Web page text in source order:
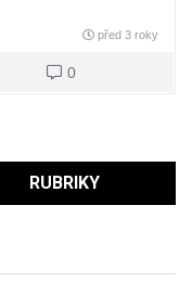
před 3 roky
0
RUBRIKY